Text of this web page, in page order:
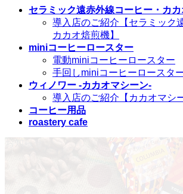
セラミック遠赤外線コーヒー・カ
導入店のご紹介【セラミック
カカオ焙煎機】
miniコーヒーロースター
電動miniコーヒーロースター
手回しminiコーヒーロースタ
ウィノワー -カカオマシーン-
導入店のご紹介【カカオマシ
コーヒー用品
roastery cafe